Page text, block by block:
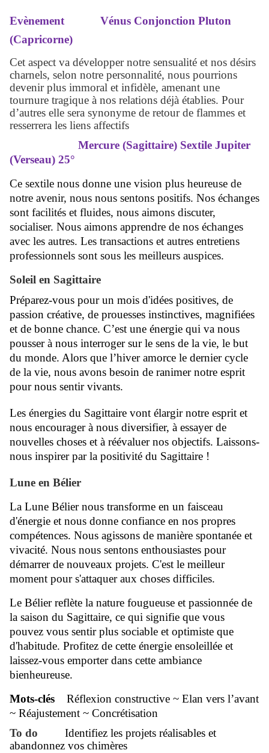
Evènement
Vénus Conjonction Pluton
(Capricorne)
Cet aspect va développer notre sensualité et nos désirs
charnels, selon notre personnalité, nous pourrions
devenir plus immoral et infidèle, amenant une
tournure tragique à nos relations déjà établies. Pour
d’autres elle sera synonyme de retour de flammes et
resserrera les liens affectifs
Mercure (Sagittaire) Sextile Jupiter
(Verseau) 25°
Ce sextile nous donne une vision plus heureuse de
notre avenir, nous nous sentons positifs. Nos échanges
sont facilités et fluides, nous aimons discuter,
socialiser. Nous aimons apprendre de nos échanges
avec les autres. Les transactions et autres entretiens
professionnels sont sous les meilleurs auspices.
Soleil en Sagittaire
Préparez-vous pour un mois d'idées positives, de
passion créative, de prouesses instinctives, magnifiées
et de bonne chance. C’est une énergie qui va nous
pousser à nous interroger sur le sens de la vie, le but
du monde. Alors que l’hiver amorce le dernier cycle
de la vie, nous avons besoin de ranimer notre esprit
pour nous sentir vivants.
Les énergies du Sagittaire vont élargir notre esprit et
nous encourager à nous diversifier, à essayer de
nouvelles choses et à réévaluer nos objectifs. Laissons-
nous inspirer par la positivité du Sagittaire !
Lune en Bélier
La Lune Bélier nous transforme en un faisceau
d'énergie et nous donne confiance en nos propres
compétences. Nous agissons de manière spontanée et
vivacité. Nous nous sentons enthousiastes pour
démarrer de nouveaux projets. C'est le meilleur
moment pour s'attaquer aux choses difficiles.
Le Bélier reflète la nature fougueuse et passionnée de
la saison du Sagittaire, ce qui signifie que vous
pouvez vous sentir plus sociable et optimiste que
d'habitude. Profitez de cette énergie ensoleillée et
laissez-vous emporter dans cette ambiance
bienheureuse.
Mots-clés Réflexion constructive ~ Elan vers l’avant
~ Réajustement ~ Concrétisation
To do
Identifiez les projets réalisables et
abandonnez vos chimères